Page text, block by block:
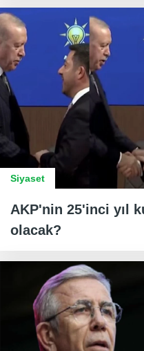
Siyaset
AKP'nin 25'inci yıl
olacak?